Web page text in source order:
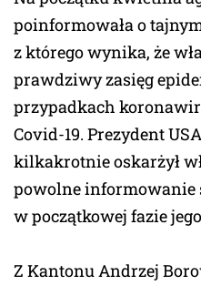
poinformowała o
z którego wynika, że
prawdziwy zasięg
przypadkach
Covid-19. Prezydent
kilkakrotnie oskarżył
powolne
w początkowej fazie
Z Kantonu Andrzej